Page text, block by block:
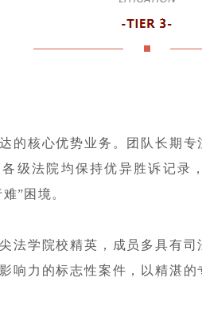
的核心优势业务。团队长期专
级法院均保持优异胜诉记录
”困境。
法学院校精英，成员多具有
响力的标志性案件，以精湛